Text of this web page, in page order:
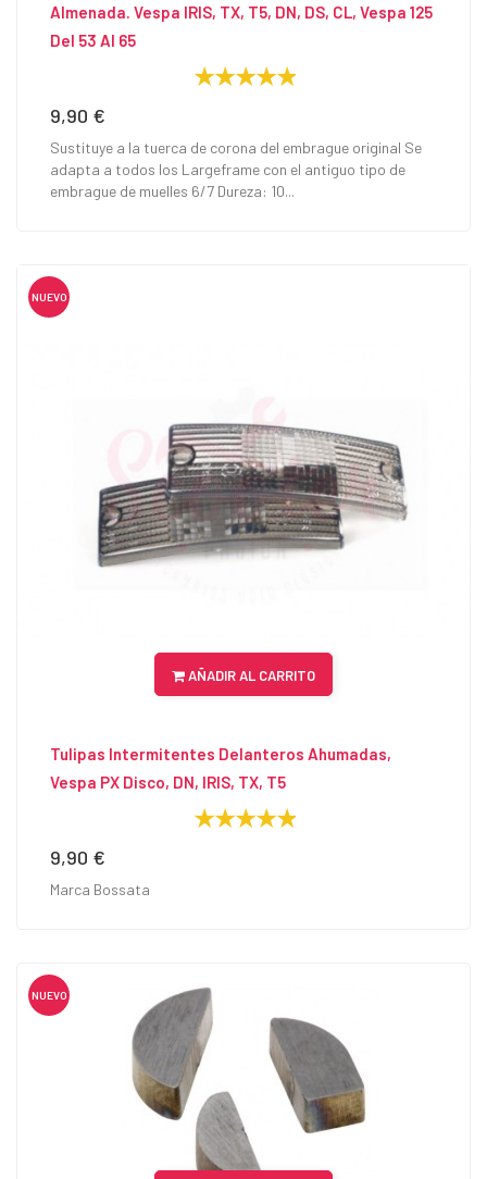
Almenada. Vespa IRIS, TX, T5, DN, DS, CL, Vespa 125
Del 53 Al 65
Precio
9,90 €
Sustituye a la tuerca de corona del embrague original Se
adapta a todos los Largeframe con el antiguo tipo de
embrague de muelles 6/7 Dureza: 10...
NUEVO
AÑADIR AL CARRITO
Tulipas Intermitentes Delanteros Ahumadas,
Vespa PX Disco, DN, IRIS, TX, T5
Precio
9,90 €
Marca Bossata
NUEVO